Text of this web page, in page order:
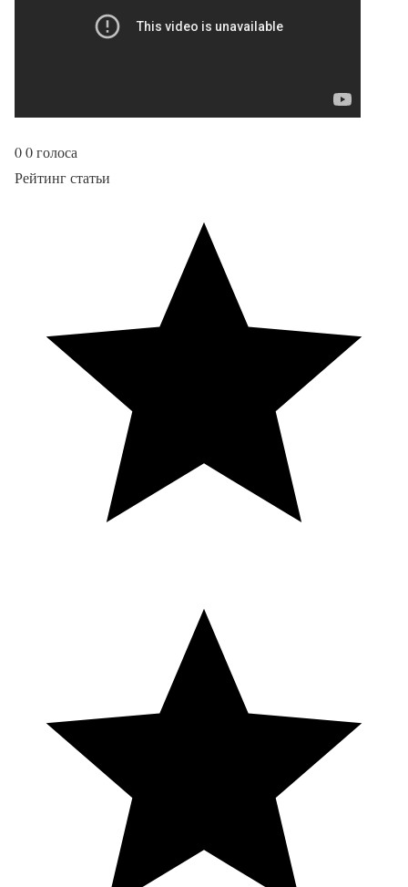
00голоса
Рейтинг статьи